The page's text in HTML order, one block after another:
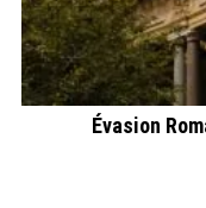
Évasion